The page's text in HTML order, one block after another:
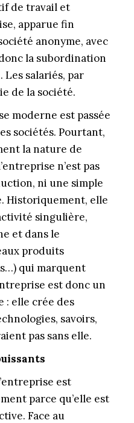
de travail et
apparue fin
anonyme, avec
la subordination
salariés, par
de la société.
moderne est passée
sociétés. Pourtant,
la nature de
n’est pas
ni une simple
Historiquement, elle
singulière,
et dans le
produits
qui marquent
est donc un
: elle crée des
savoirs,
pas sans elle.
est
parce qu’elle est
Face au